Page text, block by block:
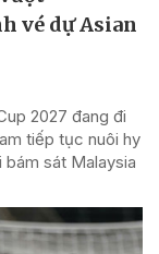
vé dự Asian
2027 đang đi
tiếp tục nuôi hy
sát Malaysia